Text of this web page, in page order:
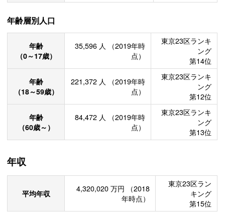
年齢層別人口
年齢
（0～17歳）
35,596 人
（2019年時
点）
東京23区ランキ
ング
第14位
年齢
（18～59歳）
221,372 人
（2019年時
点）
東京23区ランキ
ング
第12位
年齢
（60歳～）
84,472 人
（2019年時
点）
東京23区ランキ
ング
第13位
年収
平均年収 4,320,020 万円
（2018
年時点）
東京23区ラン
キング
第15位